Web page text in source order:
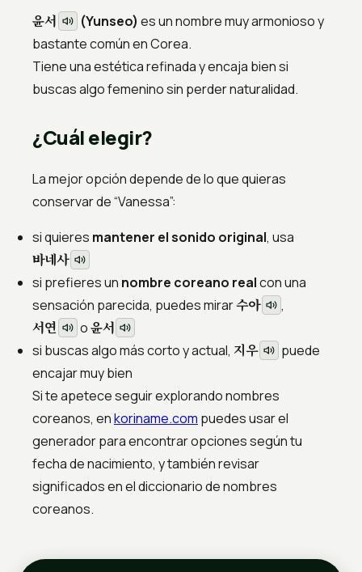
윤서 (Yunseo) es un nombre muy armonioso y
bastante común en Corea.
Tiene una estética refinada y encaja bien si
buscas algo femenino sin perder naturalidad.
¿Cuál elegir?
La mejor opción depende de lo que quieras
conservar de “Vanessa”:
si quieres mantener el sonido original, usa
바네사
si prefieres un nombre coreano realcon una
sensación parecida, puedes mirar수아 ,
서연 o윤서
si buscas algo más corto y actual, 지우
puede
encajar muy bien
Si te apetece seguir explorando nombres
coreanos, enkoriname.com puedes usar el
generador para encontrar opciones según tu
fecha de nacimiento, y también revisar
significados en el diccionario de nombres
coreanos.